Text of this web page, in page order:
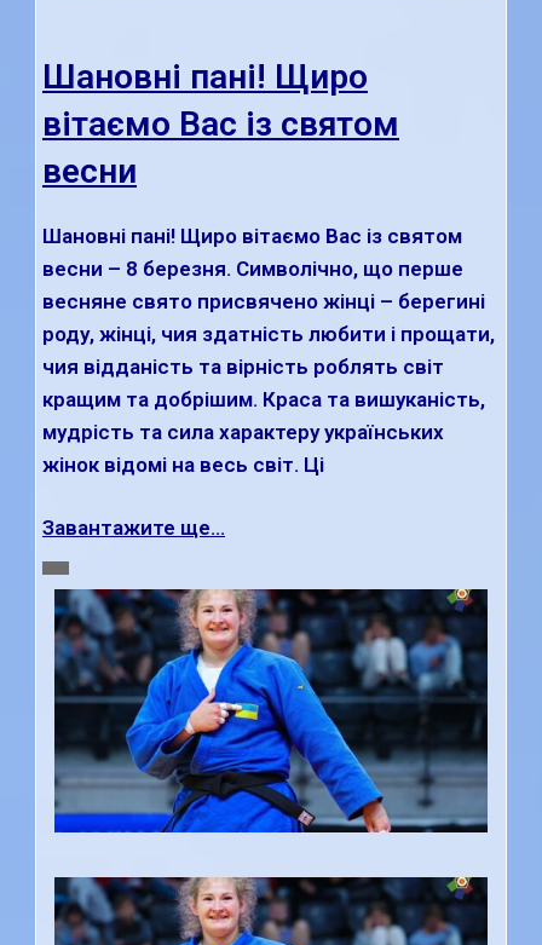
Шановні пані! Щиро
вітаємо Вас із святом
весни
Шановні пані! Щиро вітаємо Вас із святом
весни – 8 березня. Символічно, що перше
весняне свято присвячено жінці – берегині
роду, жінці, чия здатність любити і прощати,
чия відданість та вірність роблять світ
кращим та добрішим. Краса та вишуканість,
мудрість та сила характеру українських
жінок відомі на весь світ. Ці
Завантажите ще...